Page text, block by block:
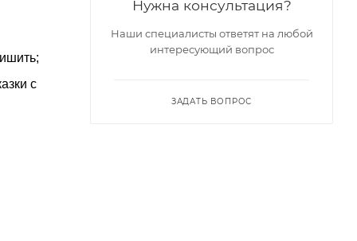
с
Нужна консультация?
Наши специалисты ответят на любой
интересующий вопрос
ЗАДАТЬ ВОПРОС